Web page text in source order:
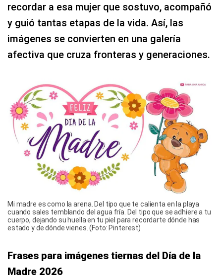
recordar a esa mujer que sostuvo, acompañó
y guió tantas etapas de la vida. Así, las
imágenes se convierten en una galería
afectiva que cruza fronteras y generaciones.
Mi madre es como la arena. Del tipo que te calienta en la playa
cuando sales temblando del agua fría. Del tipo que se adhiere a tu
cuerpo, dejando su huella en tu piel para recordarte dónde has
estado y de dónde vienes. (Foto: Pinterest)
Frases para imágenes tiernas del Día de la
Madre 2026